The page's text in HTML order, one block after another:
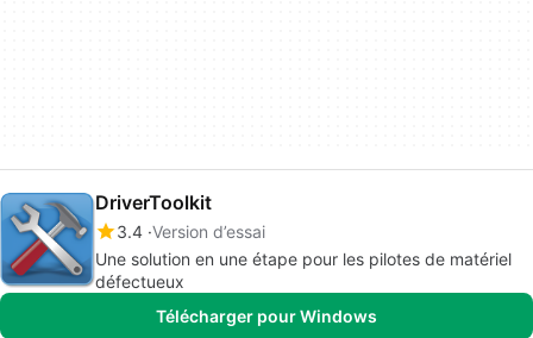
DriverToolkit
3.4 Version d’essai
Une solution en une étape pour les pilotes de matériel
défectueux
Télécharger pour Windows